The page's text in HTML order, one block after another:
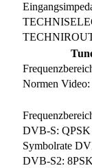
Normen
DVB-S: QPSK
Symbolrate
DVB-S2: